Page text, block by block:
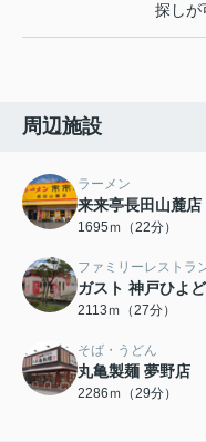
探しが
周辺施設
ラーメン
来来亭長田山麓店
1695ｍ（22分）
ファミリーレストラ
ガスト 神戸ひよ
2113ｍ（27分）
そば・うどん
丸亀製麺 夢野店
2286ｍ（29分）